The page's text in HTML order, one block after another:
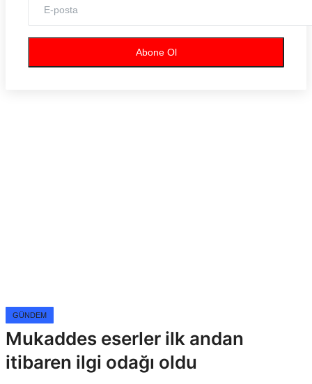
Gizlilik Politikası
Çerez Politikası
Kullanım Şartnamesi
Abone Ol
GÜNDEM
Mukaddes eserler ilk andan
itibaren ilgi odağı oldu